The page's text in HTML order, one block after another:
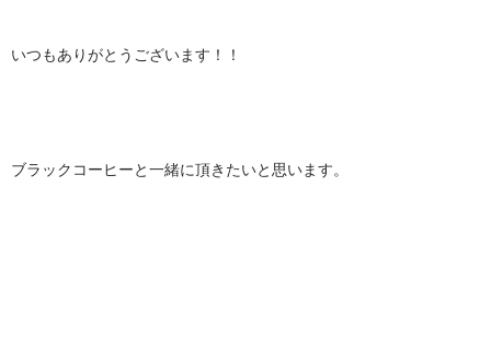
いつもありがとうございます！！
ブラックコーヒーと一緒に頂きたいと思います。